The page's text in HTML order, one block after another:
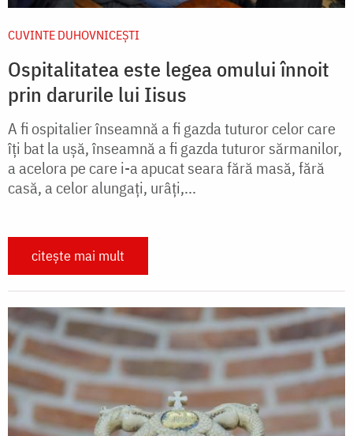
CUVINTE DUHOVNICEȘTI
Ospitalitatea este legea omului înnoit
prin darurile lui Iisus
A fi ospitalier înseamnă a fi gazda tuturor celor care
îți bat la ușă, înseamnă a fi gazda tuturor sărmanilor,
a acelora pe care i-a apucat seara fără masă, fără
casă, a celor alungați, urâți,...
citește mai mult